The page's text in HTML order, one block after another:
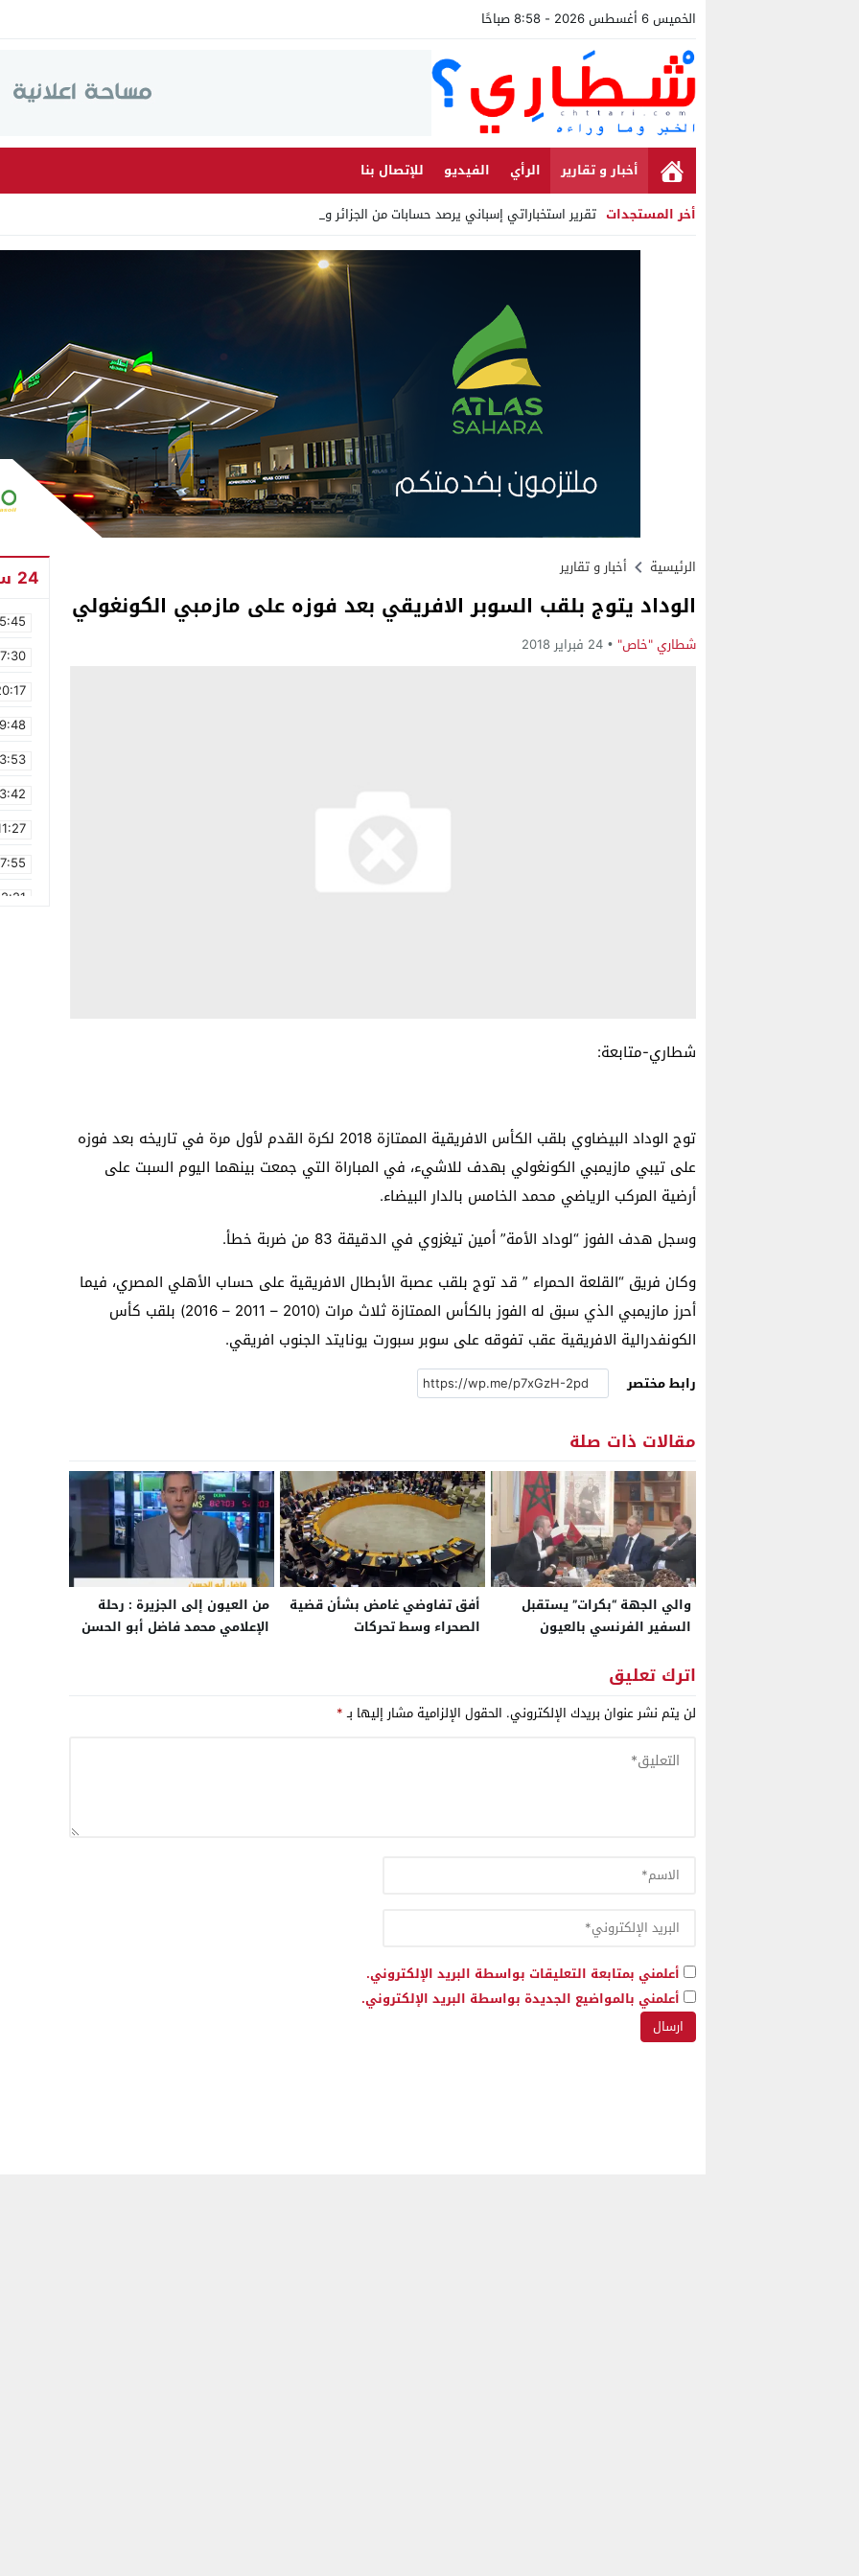
الخميس 6 أغسطس 2026 - 8:58 صباحًا
أخبار و تقارير الرأي الفيديو
للإتصال بنا
أخر المستجدات تقرير استخباراتي إسباني يرصد حسابات من الجزائر وأرقاما ب_
Stop
الرئيسية أخبار و تقارير
الوداد يتوج بلقب السوبر الافريقي بعد فوزه على مازمبي الكونغولي
شطاري "خاص" 24 فبراير 2018
شطاري-متابعة:
توج الوداد البيضاوي بلقب الكأس الافريقية الممتازة 2018 لكرة القدم لأول مرة في تاريخه بعد فوزه
على تيبي مازيمبي الكونغولي بهدف للاشيء، في المباراة التي جمعت بينهما اليوم السبت على
أرضية المركب الرياضي محمد الخامس بالدار البيضاء.
وسجل هدف الفوز “لوداد الأمة” أمين تيغزوي في الدقيقة 83 من ضربة خطأ.
وكان فريق “القلعة الحمراء ” قد توج بلقب عصبة الأبطال الافريقية على حساب الأهلي المصري، فيما
أحرز مازيمبي الذي سبق له الفوز بالكأس الممتازة ثلاث مرات (2010 – 2011 – 2016) بلقب كأس
الكونفدرالية الافريقية عقب تفوقه على سوبر سبورت يونايتد الجنوب افريقي.
رابط مختصر
مقالات ذات صلة
والي الجهة “بكرات” يستقبل
السفير الفرنسي بالعيون
أفق تفاوضي غامض بشأن قضية
الصحراء وسط تحركات
من العيون إلى الجزيرة : رحلة
الإعلامي محمد فاضل أبو الحسن
اترك تعليق
لن يتم نشر عنوان بريدك الإلكتروني. الحقول الإلزامية مشار إليها بـ*
أعلمني بمتابعة التعليقات بواسطة البريد الإلكتروني.
أعلمني بالمواضيع الجديدة بواسطة البريد الإلكتروني.
24 ساعة